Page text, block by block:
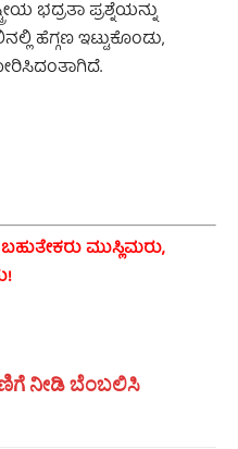
ಭದ್ರತಾ ಪ್ರಶ್ನೆಯನ್ನು
ಹೆಗ್ಗಣ ಇಟ್ಟುಕೊಂಡು,
ಮುಸ್ಲಿಮರು,
ನೀಡಿ ಬೆಂಬಲಿಸಿ